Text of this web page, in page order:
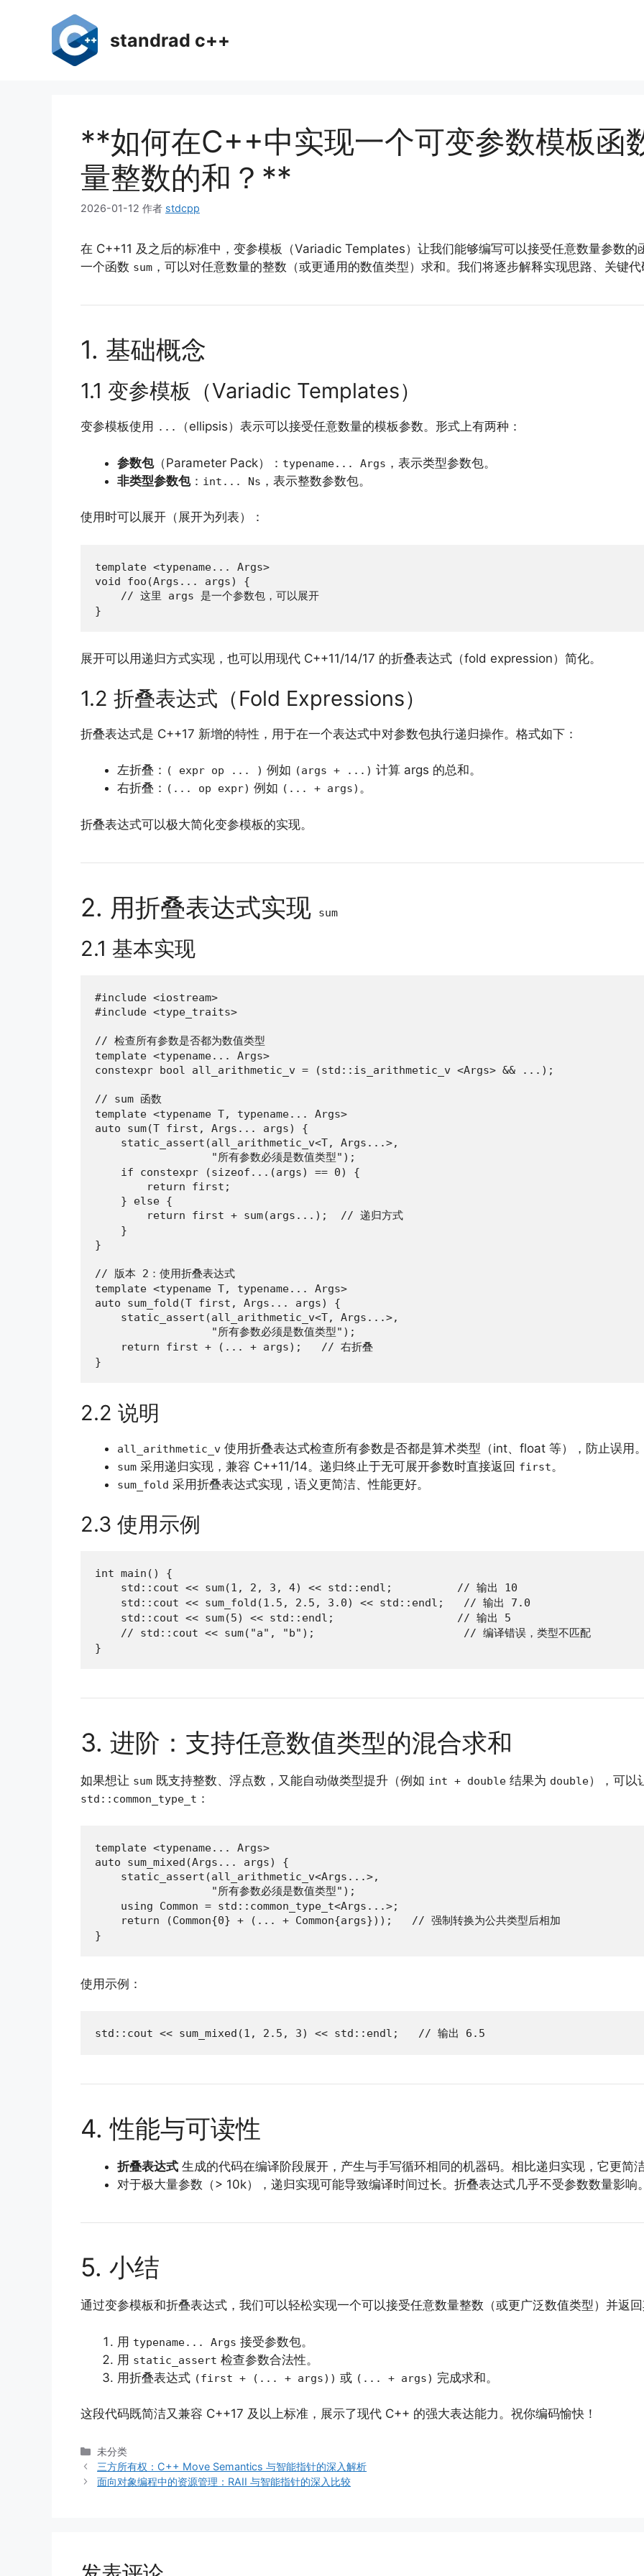
standrad c++
**如何在C++中实现一个可变参数模板函
量整数的和？**
2026-01-12 作者 stdcpp
在 C++11 及之后的标准中，变参模板（Variadic Templates）让我们能够编写可以接受任意数量参数
一个函数 sum ，可以对任意数量的整数（或更通用的数值类型）求和。我们将逐步解释实现思路、关键
1. 基础概念
1.1 变参模板（Variadic Templates）
变参模板使用 ... （ellipsis）表示可以接受任意数量的模板参数。形式上有两种：
参数包（Parameter Pack）： typename... Args ，表示类型参数包。
非类型参数包： int... Ns ，表示整数参数包。
使用时可以展开（展开为列表）：
template <typename... Args>
void foo(Args... args) {
    // 这里 args 是一个参数包，可以展开
}
展开可以用递归方式实现，也可以用现代 C++11/14/17 的折叠表达式（fold expression）简化。
1.2 折叠表达式（Fold Expressions）
折叠表达式是 C++17 新增的特性，用于在一个表达式中对参数包执行递归操作。格式如下：
左折叠： ( expr op ... ) 例如 (args + ...) 计算 args 的总和。
右折叠： (... op expr) 例如 (... + args) 。
折叠表达式可以极大简化变参模板的实现。
2. 用折叠表达式实现 sum
2.1 基本实现
#include <iostream>
#include <type_traits>
// 检查所有参数是否都为数值类型
template <typename... Args>
constexpr bool all_arithmetic_v = (std::is_arithmetic_v <Args> && ...);
// sum 函数
template <typename T, typename... Args>
auto sum(T first, Args... args) {
    static_assert(all_arithmetic_v<T, Args...>,
                  "所有参数必须是数值类型");
    if constexpr (sizeof...(args) == 0) {
        return first;
    } else {
        return first + sum(args...);  // 递归方式
    }
}
// 版本 2：使用折叠表达式
template <typename T, typename... Args>
auto sum_fold(T first, Args... args) {
    static_assert(all_arithmetic_v<T, Args...>,
                  "所有参数必须是数值类型");
    return first + (... + args);   // 右折叠
}
2.2 说明
all_arithmetic_v 使用折叠表达式检查所有参数是否都是算术类型（int、float 等），防止误用
sum 采用递归实现，兼容 C++11/14。递归终止于无可展开参数时直接返回 first。
sum_fold 采用折叠表达式实现，语义更简洁、性能更好。
2.3 使用示例
int main() {
    std::cout << sum(1, 2, 3, 4) << std::endl;          // 输出 10
    std::cout << sum_fold(1.5, 2.5, 3.0) << std::endl;   // 输出 7.0
    std::cout << sum(5) << std::endl;                   // 输出 5
    // std::cout << sum("a", "b");                       // 编译错误，类型不匹配
}
3. 进阶：支持任意数值类型的混合求和
如果想让 sum 既支持整数、浮点数，又能自动做类型提升（例如 int + double 结果为 double），可以
std::common_type_t ：
template <typename... Args>
auto sum_mixed(Args... args) {
    static_assert(all_arithmetic_v<Args...>,
                  "所有参数必须是数值类型");
    using Common = std::common_type_t<Args...>;
    return (Common{0} + (... + Common{args}));   // 强制转换为公共类型后相加
}
使用示例：
std::cout << sum_mixed(1, 2.5, 3) << std::endl;   // 输出 6.5
4. 性能与可读性
折叠表达式 生成的代码在编译阶段展开，产生与手写循环相同的机器码。相比递归实现，它更简
对于极大量参数（> 10k），递归实现可能导致编译时间过长。折叠表达式几乎不受参数数量影响
5. 小结
通过变参模板和折叠表达式，我们可以轻松实现一个可以接受任意数量整数（或更广泛数值类型）并返
用 typename... Args 接受参数包。
用 static_assert 检查参数合法性。
用折叠表达式 (first + (... + args)) 或 (... + args) 完成求和。
这段代码既简洁又兼容 C++17 及以上标准，展示了现代 C++ 的强大表达能力。祝你编码愉快！
分
类
未分类
三方所有权：C++ Move Semantics 与智能指针的深入解析
面向对象编程中的资源管理：RAII 与智能指针的深入比较